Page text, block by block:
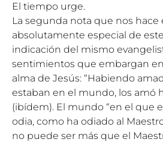
El tiempo urge.
La segunda nota que nos hace
absolutamente especial de
indicación del mismo
sentimientos que embargan
alma de Jesús: “Habiendo
estaban en el mundo, los amó
(ibídem). El mundo “en el que
odia, como ha odiado al
no puede ser más que el